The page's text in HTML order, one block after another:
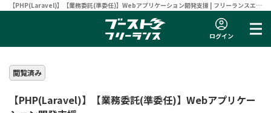
【PHP(Laravel)】【業務委託(準委任)】Webアプリケーション開発支援 | フリーランスエン
ジニア向け案件サイト 【ブーストフリーランス】
ログイン
閲覧済み
【PHP(Laravel)】【業務委託(準委任)】Webアプリケー